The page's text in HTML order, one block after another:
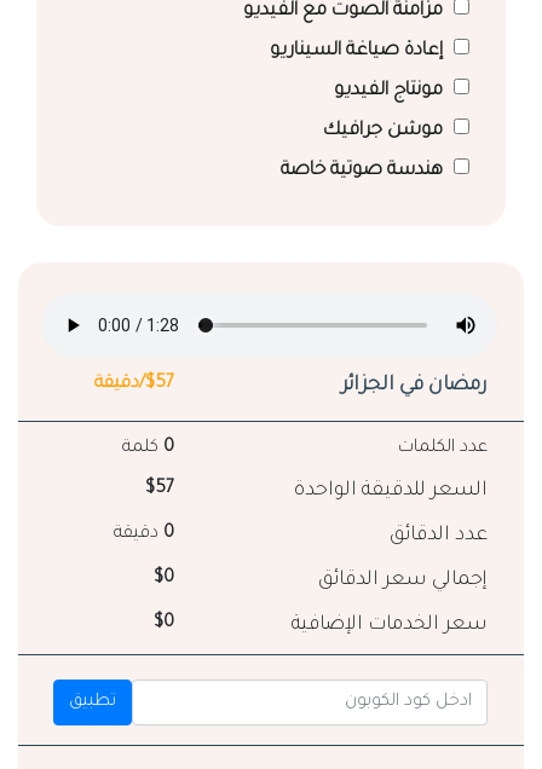
مزامنة الصوت مع الفيديو
إعادة صياغة السيناريو
مونتاج الفيديو
موشن جرافيك
هندسة صوتية خاصة
رمضان في الجزائر $57/دقيقة
عدد الكلمات 0 كلمة
السعر للدقيقة الواحدة $57
عدد الدقائق 0 دقيقة
إجمالي سعر الدقائق $0
سعر الخدمات الإضافية $0
تطبيق